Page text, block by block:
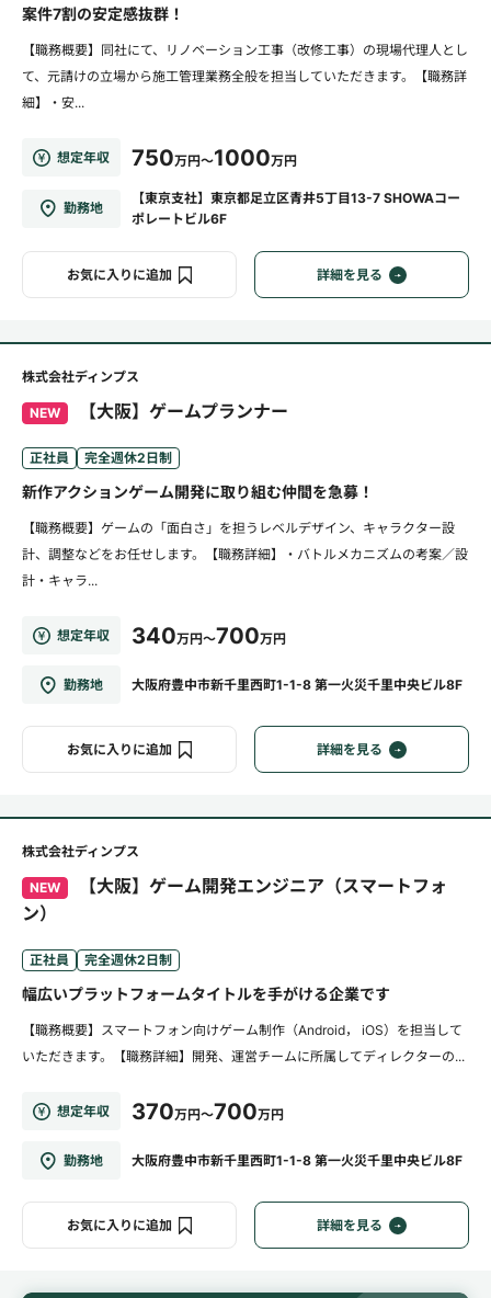
案件7割の安定感抜群！
【職務概要】同社にて、リノベーション工事（改修工事）の現場代理人とし
て、元請けの立場から施工管理業務全般を担当していただきます。【職務詳
細】・安...
想定年収 750万円～1000万円
勤務地
【東京支社】東京都足立区青井5丁目13-7 SHOWAコー
ポレートビル6F
お気に入りに追加 詳細を見る
株式会社ディンプス
NEW 【大阪】ゲームプランナー
正社員 完全週休2日制
新作アクションゲーム開発に取り組む仲間を急募！
【職務概要】ゲームの「面白さ」を担うレベルデザイン、キャラクター設
計、調整などをお任せします。【職務詳細】・バトルメカニズムの考案／設
計・キャラ...
想定年収 340万円～700万円
勤務地 大阪府豊中市新千里西町1-1-8 第一火災千里中央ビル8F
お気に入りに追加 詳細を見る
株式会社ディンプス
NEW
【大阪】ゲーム開発エンジニア（スマートフォ
ン）
正社員 完全週休2日制
幅広いプラットフォームタイトルを手がける企業です
【職務概要】スマートフォン向けゲーム制作（Android， iOS）を担当して
いただきます。【職務詳細】開発、運営チームに所属してディレクターの...
想定年収 370万円～700万円
勤務地 大阪府豊中市新千里西町1-1-8 第一火災千里中央ビル8F
お気に入りに追加 詳細を見る